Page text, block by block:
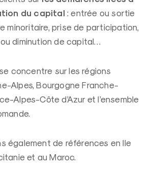
du capital : entrée ou sortie
minoritaire, prise de participation,
diminution de capital…
concentre sur les régions
Alpes, Bourgogne Franche-
Alpes-Côte d’Azur et l’ensemble
également de références en Ile
et au Maroc.